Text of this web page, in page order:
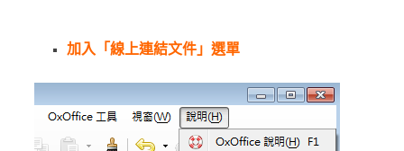
加入「線上連結文件」選單